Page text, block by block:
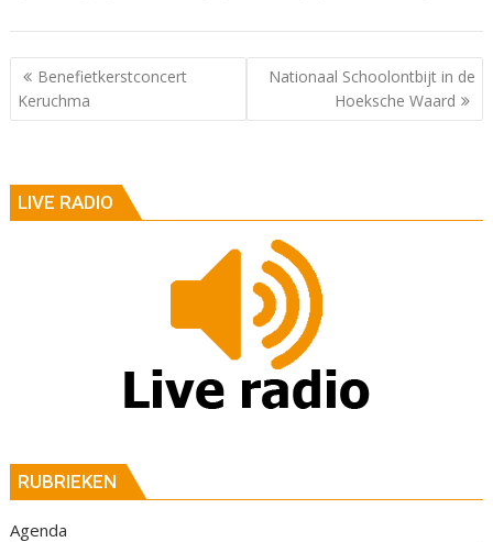
Berichtnavigatie
Benefietkerstconcert
Keruchma
Nationaal Schoolontbijt in de
Hoeksche Waard
LIVE RADIO
RUBRIEKEN
Agenda